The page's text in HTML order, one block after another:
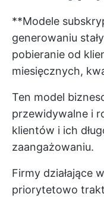
**Modele
generowaniu
pobieranie od
miesięcznych,
Ten model
przewidywalne i
klientów i ich
zaangażowaniu.
Firmy działające
priorytetowo